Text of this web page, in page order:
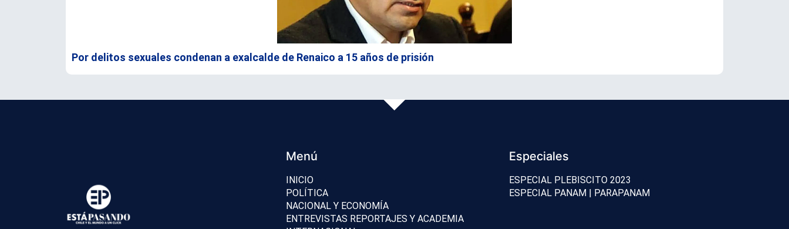
Por delitos sexuales condenan a exalcalde de Renaico a 15 años de prisión
Menú
INICIO
POLÍTICA
NACIONAL Y ECONOMÍA
ENTREVISTAS REPORTAJES Y ACADEMIA
Especiales
ESPECIAL PLEBISCITO 2023
ESPECIAL PANAM | PARAPANAM